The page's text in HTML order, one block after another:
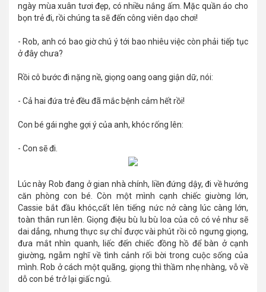
ngày mùa xuân tươi đẹp, có nhiều nắng ấm. Mặc quần áo cho
bọn trẻ đi, rồi chúng ta sẽ đến công viên dạo chơi!
- Rob, anh có bao giờ chú ý tới bao nhiêu việc còn phải tiếp tục
ở đây chưa?
Rồi cô bước đi nặng nề, giọng oang oang giận dữ, nói:
- Cả hai đứa trẻ đều đã mắc bệnh cảm hết rồi!
Con bé gái nghe gợi ý của anh, khóc rống lên:
- Con sẽ đi.
Lúc này Rob đang ở gian nhà chính, liền đứng dậy, đi về hướng
căn phòng con bé. Còn một mình cạnh chiếc giường lớn,
Cassie bắt đầu khóc,cất lên tiếng nức nở càng lúc càng lớn,
toàn thân run lên. Giọng điệu bù lu bù loa của cô có vẻ như sẽ
dai dẳng, nhưng thực sự chỉ được vài phút rồi cô ngưng giọng,
đưa mắt nhìn quanh, liếc đến chiếc đồng hồ để bàn ở cạnh
giường, ngẫm nghĩ về tình cảnh rối bời trong cuộc sống của
mình. Rob ở cách một quãng, giọng thì thầm nhẹ nhàng, vỗ về
dỗ con bé trở lại giấc ngủ.